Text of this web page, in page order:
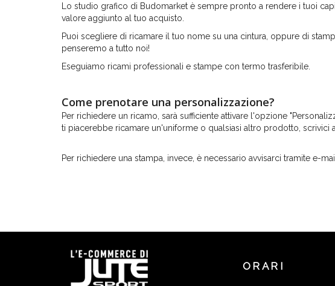
Lo studio grafico di Budomarket è sempre pronto a rendere i tuoi
valore aggiunto al tuo acquisto.
Puoi scegliere di ricamare il tuo nome su una cintura, oppure di
penseremo a tutto noi!
Eseguiamo ricami professionali e stampe con termo trasferibile.
Come prenotare una personalizzazione?
Per richiedere un ricamo, sarà sufficiente attivare l'opzione
ti piacerebbe ricamare un'uniforme o qualsiasi altro prodotto, scrivici
Per richiedere una stampa, invece, è necessario avvisarci tramite e-
ORARI